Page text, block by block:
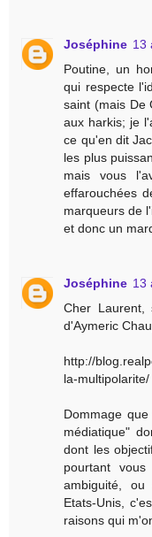
Joséphine 13
Poutine, un
qui respecte
saint (mais De
aux harkis; je
ce qu'en dit
les plus
mais vous
effarouchées
marqueurs de
et donc un
Joséphine 13
Cher Laurent,
d'Aymeric
http://
la-multipolarite/
Dommage
médiatique"
dont les
pourtant
ambiguité,
Etats-Unis,
raisons qui